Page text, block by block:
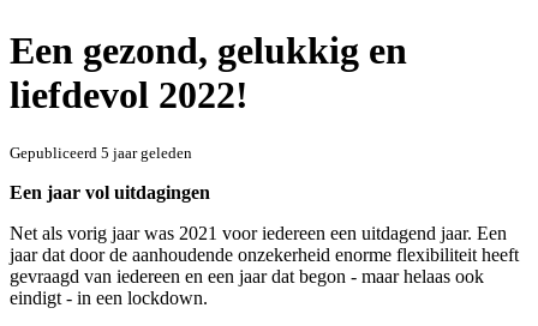
Een gezond, gelukkig en
liefdevol 2022!
Gepubliceerd 5 jaar geleden
Een jaar vol uitdagingen
Net als vorig jaar was 2021 voor iedereen een uitdagend jaar. Een
jaar dat door de aanhoudende onzekerheid enorme flexibiliteit heeft
gevraagd van iedereen en een jaar dat begon - maar helaas ook
eindigt - in een lockdown.